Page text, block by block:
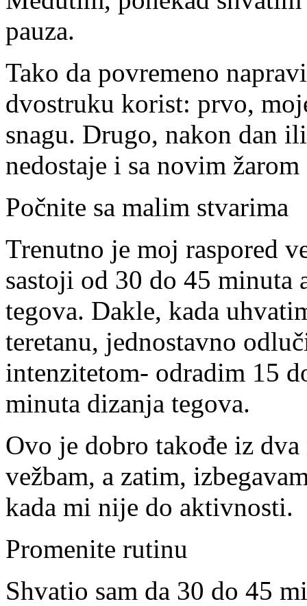
pauza.
Tako da povremeno
dvostruku korist: prvo,
snagu. Drugo, nakon dan
nedostaje i sa novim
Počnite sa malim stvarima
Trenutno je moj raspored
sastoji od 30 do 45 minuta
tegova. Dakle, kada
teretanu, jednostavno
intenzitetom- odradim 15
minuta dizanja tegova.
Ovo je dobro takođe iz
vežbam, a zatim,
kada mi nije do aktivnosti.
Promenite rutinu
Shvatio sam da 30 do 45